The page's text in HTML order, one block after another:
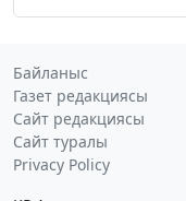
Байланыс
Газет редакциясы
Сайт редакциясы
Сайт туралы
Privacy Policy